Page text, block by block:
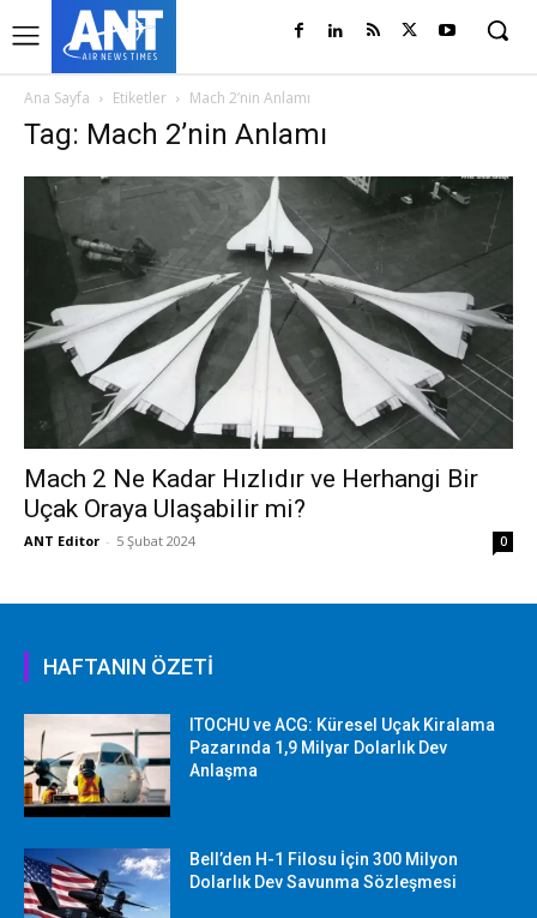
Ana Sayfa Etiketler Mach 2’nin Anlamı
Tag: Mach 2’nin Anlamı
Mach 2 Ne Kadar Hızlıdır ve Herhangi Bir
Uçak Oraya Ulaşabilir mi?
ANT Editor - 5 Şubat 2024 0
HAFTANIN ÖZETİ
ITOCHU ve ACG: Küresel Uçak Kiralama
Pazarında 1,9 Milyar Dolarlık Dev
Anlaşma
Bell’den H-1 Filosu İçin 300 Milyon
Dolarlık Dev Savunma Sözleşmesi